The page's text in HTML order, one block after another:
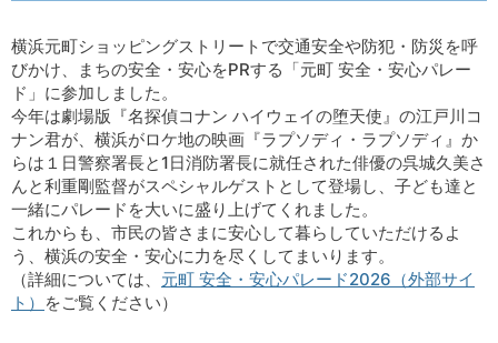
横浜元町ショッピングストリートで交通安全や防犯・防災を呼
びかけ、まちの安全・安心をPRする「元町 安全・安心パレー
ド」に参加しました。
今年は劇場版『名探偵コナン ハイウェイの堕天使』の江戸川コ
ナン君が、横浜がロケ地の映画『ラプソディ・ラプソディ』か
らは１日警察署長と1日消防署長に就任された俳優の呉城久美さ
んと利重剛監督がスペシャルゲストとして登場し、子ども達と
一緒にパレードを大いに盛り上げてくれました。
これからも、市民の皆さまに安心して暮らしていただけるよ
う、横浜の安全・安心に力を尽くしてまいります。
（詳細については、 元町 安全・安心パレード2026（外部サイ
ト） をご覧ください）